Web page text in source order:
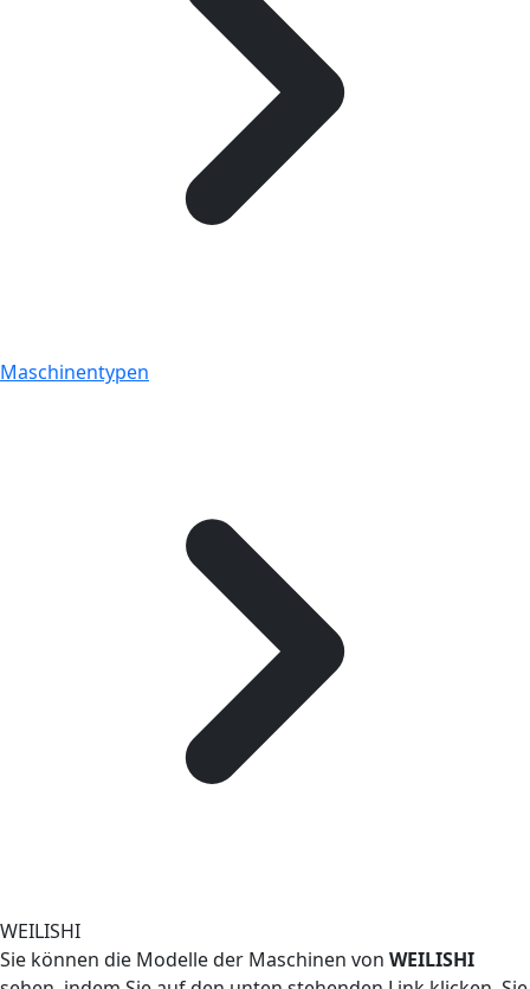
Maschinentypen
WEILISHI
Sie können die Modelle der Maschinen von WEILISHI